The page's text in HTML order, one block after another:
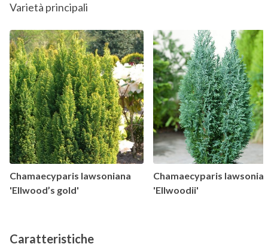
Varietà principali
Chamaecyparis lawsoniana
'Ellwood’s gold'
Chamaecyparis
'Ellwoodii'
Caratteristiche